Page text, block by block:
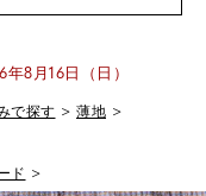
年8月8日（土） ～ 2026年8月16日（日）
で探す
薄地
ド